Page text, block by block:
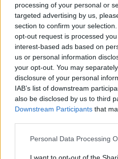
processing of your personal or
targeted advertising by us,
section to confirm your
opt-out request is processed
interest-based ads based on
us or personal information
your opt-out. You may
disclosure of your personal
IAB’s list of downstream
also be disclosed by us to third
Downstream Participants that
Personal Data Processing
I want to opt-out of the
Ponte de Sor | Sábado
Basquetebol
aponte - 20 de Dezembro, 2024